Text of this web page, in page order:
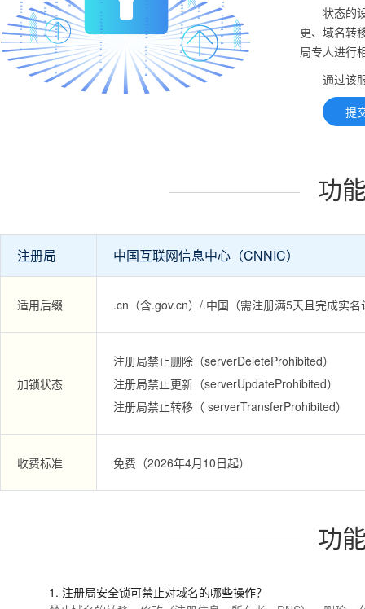
状态的
更、域名转
局专人进行
通过该
提
功
注册局 中国互联网信息中心（CNNIC）
适用后缀 .cn（含.gov.cn）/.中国（需注册满5天且完成实名
加锁状态
注册局禁止删除（serverDeleteProhibited）
注册局禁止更新（serverUpdateProhibited）
注册局禁止转移（ serverTransferProhibited）
收费标准 免费（2026年4月10日起）
功
1. 注册局安全锁可禁止对域名的哪些操作？